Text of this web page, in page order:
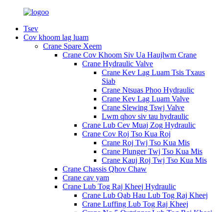
Tsev
Cov khoom lag luam
Crane Spare Xeem
Crane Cov Khoom Siv Ua Haujlwm Crane
Crane Hydraulic Valve
Crane Kev Lag Luam Tsis Txaus
Siab
Crane Ntsuas Phoo Hydraulic
Crane Kev Lag Luam Valve
Crane Slewing Tswj Valve
Lwm qhov siv tau hydraulic
Crane Lub Cev Muaj Zog Hydraulic
Crane Cov Roj Tso Kua Roj
Crane Roj Twj Tso Kua Mis
Crane Plunger Twj Tso Kua Mis
Crane Kauj Roj Twj Tso Kua Mis
Crane Chassis Qhov Chaw
Crane cav yam
Crane Lub Tog Raj Kheej Hydraulic
Crane Lub Qab Hau Lub Tog Raj Kheej
Crane Luffing Lub Tog Raj Kheej